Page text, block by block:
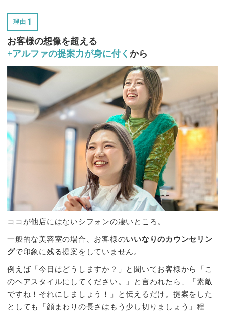
理由 1
お客様の想像を超える
+アルファの提案力が身に付く から
ココが他店にはないシフォンの凄いところ。
一般的な美容室の場合、お客様のいいなりのカウンセリン
グで印象に残る提案をしていません。
例えば「今日はどうしますか？」と聞いてお客様から「こ
のヘアスタイルにしてください。」と言われたら、「素敵
ですね！それにしましょう！」と伝えるだけ。提案をした
としても「顔まわりの長さはもう少し切りましょう」程